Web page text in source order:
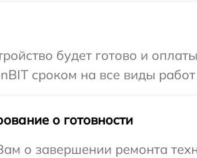
будет готово и
сроком на все виды
о готовности
о завершении ремонта